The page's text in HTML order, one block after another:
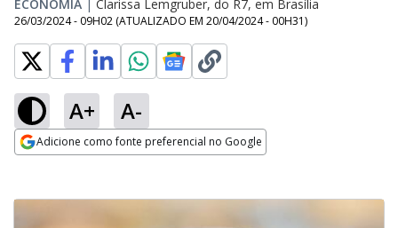
ECONOMIA | Clarissa Lemgruber, do R7, em Brasília
26/03/2024 - 09H02 (ATUALIZADO EM 20/04/2024 - 00H31)
A+ A-
Adicione como fonte preferencial no Google